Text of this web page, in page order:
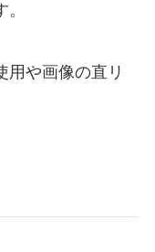
用や画像の直リ